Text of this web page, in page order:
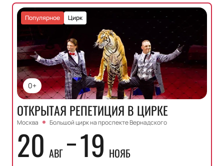
0+
Цирк
Популярное
ОТКРЫТАЯ РЕПЕТИЦИЯ В ЦИРКЕ
Москва Большой цирк на проспекте Вернадского
20 АВГ 19 НОЯБ